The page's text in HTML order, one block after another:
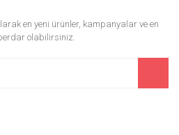
en yeni ürünler, kampanyalar ve en
olabilirsiniz.